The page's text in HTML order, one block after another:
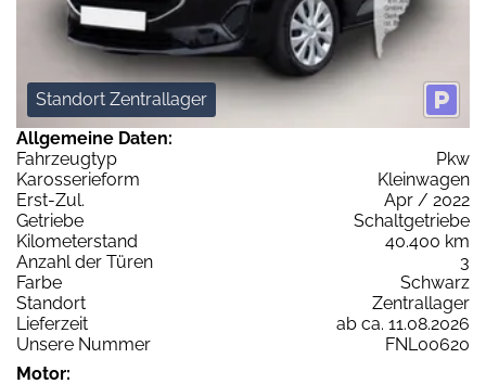
Standort Zentrallager
Allgemeine Daten:
Fahrzeugtyp
Pkw
Karosserieform
Kleinwagen
Erst-Zul.
Apr / 2022
Getriebe
Schaltgetriebe
Kilometerstand
40.400 km
Anzahl der Türen
3
Farbe
Schwarz
Standort
Zentrallager
Lieferzeit
ab ca. 11.08.2026
Unsere Nummer
FNL00620
Motor: